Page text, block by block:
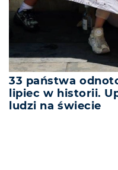
33 państwa
lipiec w historii.
ludzi na świecie